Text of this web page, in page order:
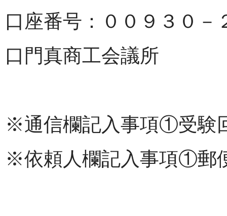
口座番号：００９３０
口門真商工会議所
※通信欄記入事項①受
※依頼人欄記入事項①郵